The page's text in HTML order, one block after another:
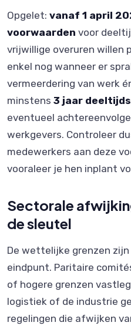
Opgelet: vanaf 1 april
voorwaarden voor
vrijwillige overuren willen
enkel nog wanneer er
vermeerdering van werk
minstens 3 jaar deeltijds
eventueel
werkgevers. Controleer
medewerkers aan deze
vooraleer je hen inplant
Sectorale
de sleutel
De wettelijke grenzen
eindpunt. Paritaire
of hogere grenzen
logistiek of de industrie
regelingen die afwijken